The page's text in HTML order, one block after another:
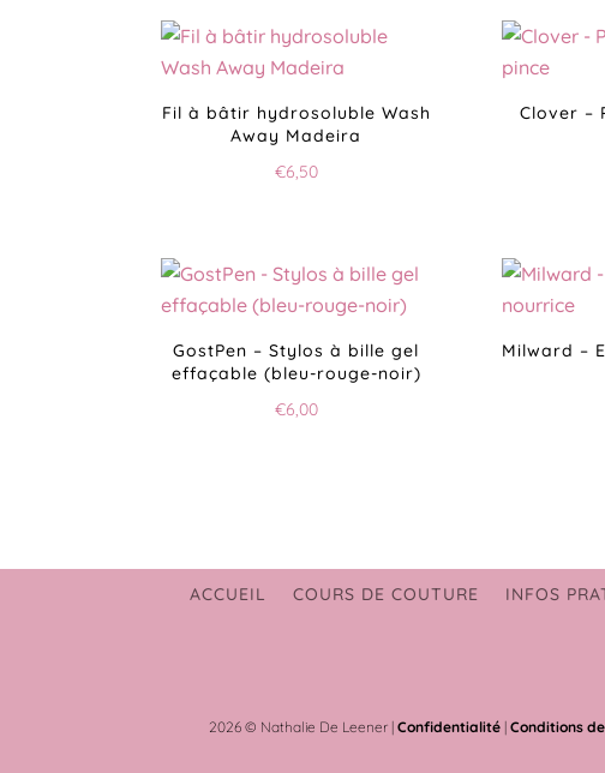
Fil à bâtir hydrosoluble Wash
Away Madeira
€6,50
Clover –
GostPen – Stylos à bille gel
effaçable (bleu-rouge-noir)
€6,00
Milward –
ACCUEIL COURS DE COUTURE INFOS
2026 © Nathalie De Leener | Confidentialité| Conditions